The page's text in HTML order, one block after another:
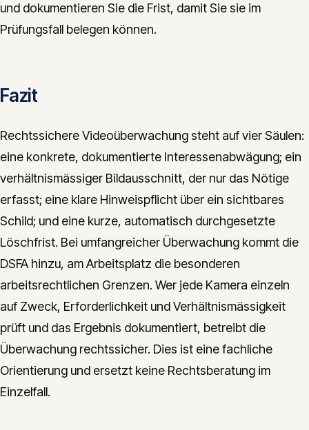
und dokumentieren Sie die Frist, damit Sie sie im
Prüfungsfall belegen können.
Fazit
Rechtssichere Videoüberwachung steht auf vier Säulen:
eine konkrete, dokumentierte Interessenabwägung; ein
verhältnismässiger Bildausschnitt, der nur das Nötige
erfasst; eine klare Hinweispflicht über ein sichtbares
Schild; und eine kurze, automatisch durchgesetzte
Löschfrist. Bei umfangreicher Überwachung kommt die
DSFA hinzu, am Arbeitsplatz die besonderen
arbeitsrechtlichen Grenzen. Wer jede Kamera einzeln
auf Zweck, Erforderlichkeit und Verhältnismässigkeit
prüft und das Ergebnis dokumentiert, betreibt die
Überwachung rechtssicher. Dies ist eine fachliche
Orientierung und ersetzt keine Rechtsberatung im
Einzelfall.